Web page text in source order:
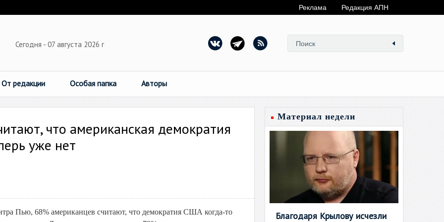
Реклама Редакция АПН
Сегодня - 07 августа 2026 г
От редакции Особая папка Авторы
что американская демократия
уже нет
Пью, 68% американцев считают, что демократия США когда-то
Материал недели
Благодаря Крылову исчезли